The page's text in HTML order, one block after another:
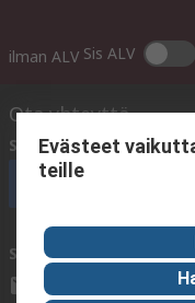
ilman ALV Sis ALV
Ota yhteyttä
Soita meille (olemme
Sähköpostitse meille
sales@rsdelivers.fi
Evästeet
teille